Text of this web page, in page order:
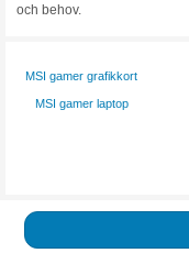
och behov.
MSI gamer grafikkort
MSI gamer laptop